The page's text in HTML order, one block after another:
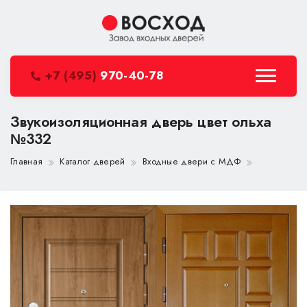
+7 (495) 970-40-78
Звукоизоляционная дверь цвет ольха
№332
Главная Каталог дверей Входные двери с МДФ